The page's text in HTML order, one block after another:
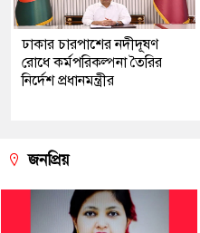
ঢাকার চারপাশের নদীদূষণ
রোধে কর্মপরিকল্পনা তৈরির
নির্দেশ প্রধানমন্ত্রীর
জনপ্রিয়